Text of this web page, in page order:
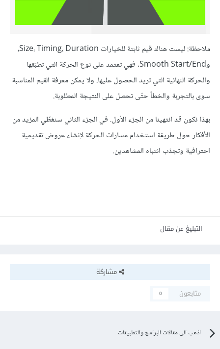
ملاحظة: ليست هناك قيم ثابتة للخيارات Size، Timing، Duration،
وSmooth Start/End. فهي تعتمد على نوع الحركة التي تطبّقها
والحركة النهائية التي تريد الحصول عليها. ولا يمكن معرفة القيم المناسبة
سوى بالتجربة والخطأ حتّى تحصل على النتيجة المطلوبة.
بهذا نكون قد انتهينا من الجزء الأول. في الجزء الثاني سنغطّي المزيد من
الأفكار حول طريقة استخدام مسارات الحركة لإنشاء عروض تقديمية
احترافية وتجذب انتباه المشاهدين.
التبليغ عن مقال
مشاركة
متابعون
0
اذهب الى مقالات البرامج والتطبيقات